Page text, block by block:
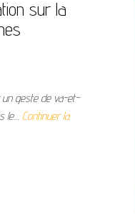
sur la
un geste de va-et-
le… Continuer la